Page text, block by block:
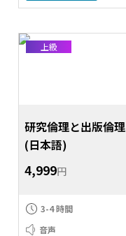
上級
研究倫理と出版倫理
(日本語)
4,999円
3-4 時間
音声